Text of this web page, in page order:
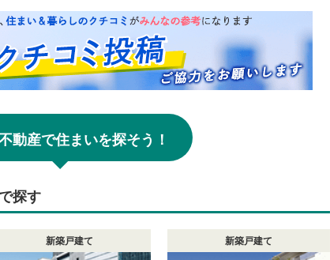
動産で住まいを探そう！
探す
新築戸建て 新築戸建て